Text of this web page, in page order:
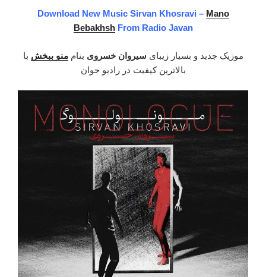
Download New Music Sirvan Khosravi – Mano
BebakhshFrom Radio Javan
موزیک جدید و بسیار زیبای سیروان خسروی بنام منو ببخش با
بالاترین کیفیت در رادیو جوان